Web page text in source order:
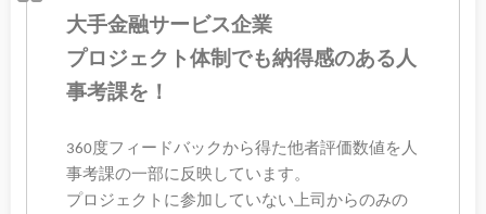
大手金融サービス企業
プロジェクト体制でも納得感のある人
事考課を！
360度フィードバックから得た他者評価数値を人
事考課の一部に反映しています。
プロジェクトに参加していない上司からのみの